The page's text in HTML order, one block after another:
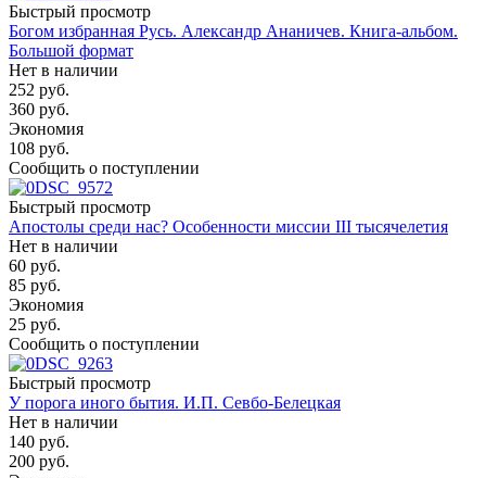
Быстрый просмотр
Богом избранная Русь. Александр Ананичев. Книга-альбом.
Большой формат
Нет в наличии
252 руб.
360 руб.
Экономия
108 руб.
Сообщить о поступлении
Быстрый просмотр
Апостолы среди нас? Особенности мисcии III тысячелетия
Нет в наличии
60 руб.
85 руб.
Экономия
25 руб.
Сообщить о поступлении
Быстрый просмотр
У порога иного бытия. И.П. Севбо-Белецкая
Нет в наличии
140 руб.
200 руб.